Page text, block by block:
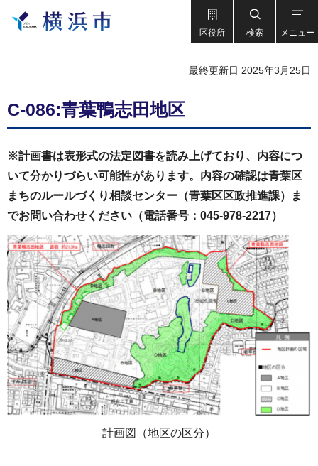
区役所 検索 メニュー
最終更新日 2025年3月25日
C-086:青葉鴨志田地区
※計画書は表形式の法定図書を読み上げており、内容につ
いて分かりづらい可能性があります。内容の確認は青葉区
まちのルールづくり相談センター（青葉区区政推進課）ま
でお問い合わせください（電話番号：045-978-2217）
計画図（地区の区分）